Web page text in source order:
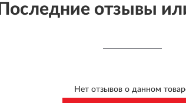
Последние отзывы
Нет отзывов о данном